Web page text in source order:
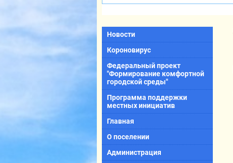
Новости
Короновирус
Федеральный проект
"Формирование комфортной
городской среды"
Программа поддержки
местных инициатив
Главная
О поселении
Администрация